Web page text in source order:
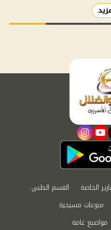
youtube
instagram
الخاصة
القسم الطبي
منوعات مسيحية
مواضيع عامة